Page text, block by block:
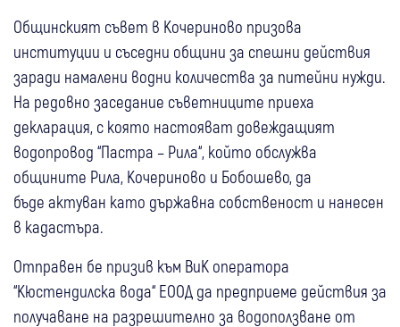
Общинският съвет в Кочериново призова
институции и съседни общини за спешни действия
заради намалени водни количества за питейни нужди.
На редовно заседание съветниците приеха
декларация, с която настояват довеждащият
водопровод “Пастра – Рила“, който обслужва
общините Рила, Кочериново и Бобошево, да
бъде актуван като държавна собственост и нанесен
в кадастъра.
Отправен бе призив към ВиК оператора
“Кюстендилска вода“ ЕООД да предприеме действия за
получаване на разрешително за водоползване от